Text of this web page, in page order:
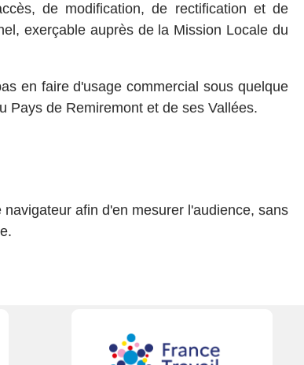
de modification, de rectification et de
exerçable auprès de la Mission Locale du
en faire d'usage commercial sous quelque
Pays de Remiremont et de ses Vallées.
afin d'en mesurer l'audience, sans